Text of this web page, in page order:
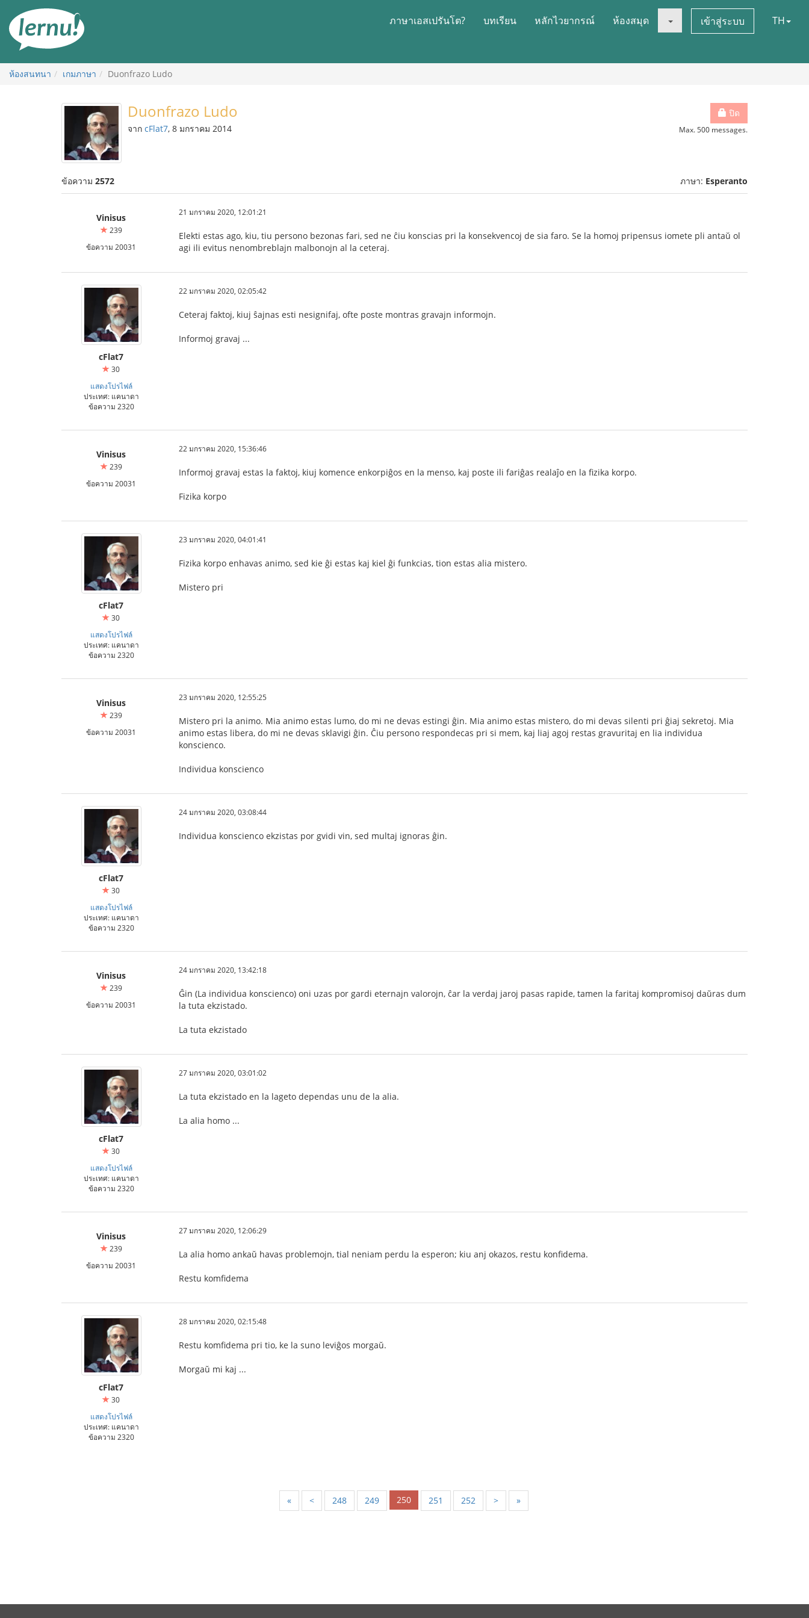
สารบัญ
ภาษาเอสเปรันโต? บทเรียน หลักไวยากรณ์ ห้องสมุด เข้าสู่ระบบ TH
ห้องสนทนา เกมภาษา Duonfrazo Ludo
ปิด
Max. 500 messages.
Duonfrazo Ludo
จาก cFlat7, 8 มกราคม 2014
ข้อความ 2572 ภาษา: Esperanto
Vinisus
239
ข้อความ 20031
21 มกราคม 2020, 12:01:21
Elekti estas ago, kiu, tiu persono bezonas fari, sed ne ĉiu konscias pri la konsekvencoj de sia faro. Se la homoj pripensus iomete pli antaŭ ol
agi ili evitus nenombreblajn malbonojn al la ceteraj.
cFlat7
30
แสดงโปรไฟล์
ประเทศ: แคนาดา
ข้อความ 2320
22 มกราคม 2020, 02:05:42
Ceteraj faktoj, kiuj ŝajnas esti nesignifaj, ofte poste montras gravajn informojn.
Informoj gravaj ...
Vinisus
239
ข้อความ 20031
22 มกราคม 2020, 15:36:46
Informoj gravaj estas la faktoj, kiuj komence enkorpiĝos en la menso, kaj poste ili fariĝas realaĵo en la fizika korpo.
Fizika korpo
cFlat7
30
แสดงโปรไฟล์
ประเทศ: แคนาดา
ข้อความ 2320
23 มกราคม 2020, 04:01:41
Fizika korpo enhavas animo, sed kie ĝi estas kaj kiel ĝi funkcias, tion estas alia mistero.
Mistero pri
Vinisus
239
ข้อความ 20031
23 มกราคม 2020, 12:55:25
Mistero pri la animo. Mia animo estas lumo, do mi ne devas estingi ĝin. Mia animo estas mistero, do mi devas silenti pri ĝiaj sekretoj. Mia
animo estas libera, do mi ne devas sklavigi ĝin. Ĉiu persono respondecas pri si mem, kaj liaj agoj restas gravuritaj en lia individua
konscienco.
Individua konscienco
cFlat7
30
แสดงโปรไฟล์
ประเทศ: แคนาดา
ข้อความ 2320
24 มกราคม 2020, 03:08:44
Individua konscienco ekzistas por gvidi vin, sed multaj ignoras ĝin.
Vinisus
239
ข้อความ 20031
24 มกราคม 2020, 13:42:18
Ĝin (La individua konscienco) oni uzas por gardi eternajn valorojn, ĉar la verdaj jaroj pasas rapide, tamen la faritaj kompromisoj daŭras dum
la tuta ekzistado.
La tuta ekzistado
cFlat7
30
แสดงโปรไฟล์
ประเทศ: แคนาดา
ข้อความ 2320
27 มกราคม 2020, 03:01:02
La tuta ekzistado en la lageto dependas unu de la alia.
La alia homo ...
Vinisus
239
ข้อความ 20031
27 มกราคม 2020, 12:06:29
La alia homo ankaŭ havas problemojn, tial neniam perdu la esperon; kiu anj okazos, restu konfidema.
Restu komfidema
cFlat7
30
แสดงโปรไฟล์
ประเทศ: แคนาดา
ข้อความ 2320
28 มกราคม 2020, 02:15:48
Restu komfidema pri tio, ke la suno leviĝos morgaŭ.
Morgaŭ mi kaj ...
« < 248 249 250 251 252 > »